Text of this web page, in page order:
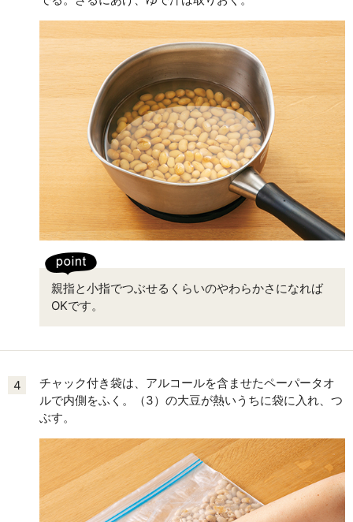
親指と小指でつぶせるくらいのやわらかさになれば
OKです。
4
チャック付き袋は、アルコールを含ませたペーパータオ
ルで内側をふく。（3）の大豆が熱いうちに袋に入れ、つ
ぶす。